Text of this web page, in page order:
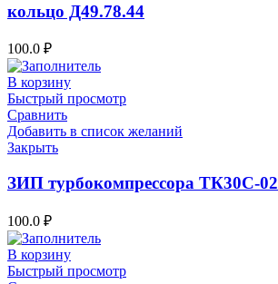
кольцо Д49.78.44
100.0 ₽
В корзину
Быстрый просмотр
Сравнить
Добавить в список желаний
Закрыть
ЗИП турбокомпрессора ТК30С-02
100.0 ₽
В корзину
Быстрый просмотр